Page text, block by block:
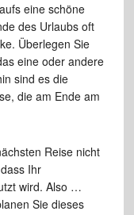
eine schöne
des Urlaubs oft
Überlegen Sie
eine oder andere
sind es die
die am Ende am
Reise nicht
Ihr
wird. Also …
Sie dieses